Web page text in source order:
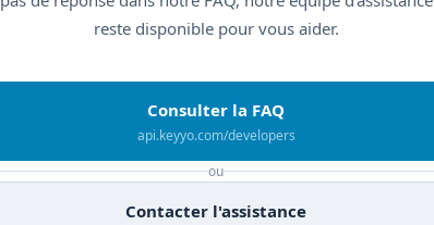
reste disponible pour vous aider.
Consulter la FAQ
api.keyyo.com/developers
ou
Contacter l'assistance